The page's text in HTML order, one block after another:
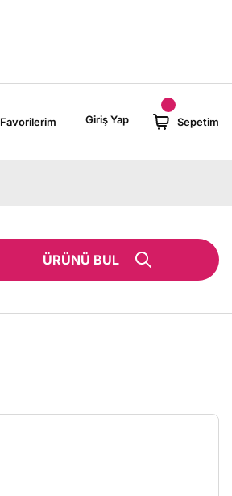
Favorilerim Giriş Yap Sepetim
ÜRÜNÜ BUL